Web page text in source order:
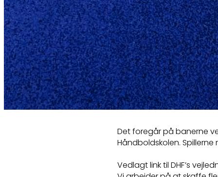
VI STARTER
MANDAG DEN
Det foregår på banerne
Håndboldskolen.
Vedlagt link til DHF’s